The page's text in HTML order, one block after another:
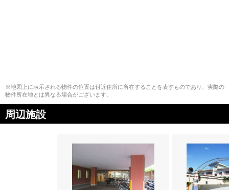
※地図上に表示される物件の位置は付近住所に所在することを表すものであり、実際の
物件所在地とは異なる場合がございます。
周辺施設